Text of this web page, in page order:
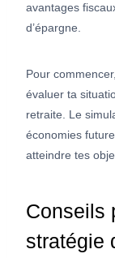
avantages
d’épargne.
Pour
évaluer ta
retraite. Le
économies
atteindre tes
Conseils
stratégie